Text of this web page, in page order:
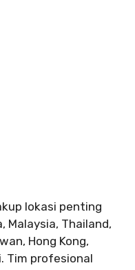
lokasi penting
Malaysia, Thailand,
Hong Kong,
Tim profesional